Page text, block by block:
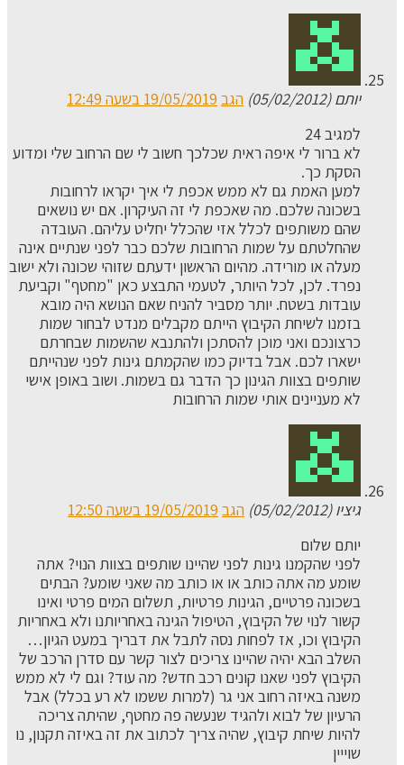
יותם (05/02/2012) הגב 19/05/2019 בשעה 12:49
למגיב 24
לא ברור לי איפה ראית שכלכך חשוב לי שם הרחוב שלי ומדוע
הסקת כך.
למען האמת גם לא ממש אכפת לי איך יקראו לרחובות
בשכונה שלכם. מה שאכפת לי זה העיקרון. אם יש נושאים
שהם משותפים לכלל אזי שהכלל יחליט עליהם. העובדה
שהחלטתם על שמות הרחובות שלכם כבר לפני שנתיים אינה
מעלה או מורידה. מהיום הראשון ידעתם שזוהי שכונה ולא ישוב
נפרד. לכן, לכל היותר, לטעמי התבצע כאן "מחטף" וקביעת
עובדות בשטח. יותר מסביר להניח שאם הנושא היה מובא
בזמנו לשיחת הקיבוץ הייתם מקבלים מנדט לבחור שמות
כרצונכם ואני מוכן להסתכן ולהתנבא שהשמות שבחרתם
ישארו לכם. אבל בדיוק כמו שהקמתם גינות לפני שנהייתם
שותפים בצוות הגינון כך הדבר גם בשמות. ושוב באופן אישי
לא מעניינים אותי שמות הרחובות
גיציו (05/02/2012) הגב 19/05/2019 בשעה 12:50
יותם שלום
לפני שהקמנו גינות לפני שהיינו שותפים בצוות הנוי? אתה
שומע מה אתה כותב או או כותב מה שאני שומע? הבתים
בשכונה פרטיים, הגינות פרטיות, תשלום המים פרטי ואינו
קשור לנוי של הקיבוץ, הטיפול הגינה באחריותנו ולא באחריות
הקיבוץ וכו, אז לפחות נסה לתבל את דבריך במעט הגיון…
השלב הבא יהיה שהיינו צריכים לצור קשר עם סדרן הרכב של
הקיבוץ לפני שאנו קונים רכב חדש? מה עוד? וגם לי לא ממש
משנה באיזה רחוב אני גר (למרות ששמו לא רע בכלל) אבל
הרעיון של לבוא ולהגיד שנעשה פה מחטף, שהיתה צריכה
להיות שיחת קיבוץ, שהיה צריך לכתוב את זה באיזה תקנון, נו
שוייין